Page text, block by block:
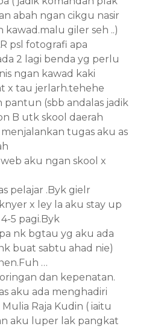
abah ngan cikgu nasir
giler seh ..)
psl fotografi apa
2 lagi benda yg perlu
ngan kawad kaki
x tau jerlarh.tehehe
(sbb andalas jadik
B utk skool daerah
tugas aku as
aku ngan skool x
pelajar .Byk gielr
x ley la aku stay up
5 pagi.Byk
nk bgtau yg aku ada
buat sabtu ahad nie)
…
dan kepenatan.
aku ada menghadiri
Raja Kudin ( iaitu
aku luper lak pangkat